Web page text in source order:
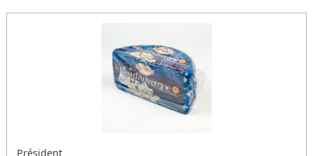
Président